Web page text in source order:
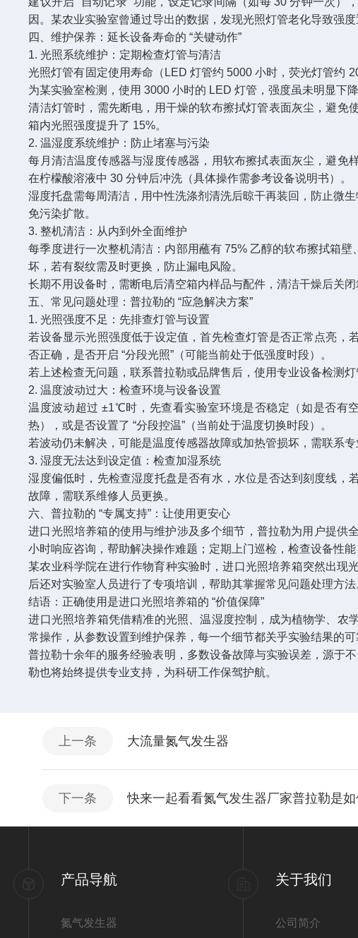
因。某农业实验室曾通过导出的数据，发现光照灯管老化导致强
四、维护保养：延长设备寿命的 “关键动作”​
1. 光照系统维护：定期检查灯管与清洁​
光照灯管有固定使用寿命（LED 灯管约 5000 小时，荧光灯管约
为某实验室检测，使用 3000 小时的 LED 灯管，强度虽未明显下
清洁灯管时，需先断电，用干燥的软布擦拭灯管表面灰尘，避免
箱内光照强度提升了 15%。​
2. 温湿度系统维护：防止堵塞与污染​
每月清洁温度传感器与湿度传感器，用软布擦拭表面灰尘，避
在柠檬酸溶液中 30 分钟后冲洗（具体操作需参考设备说明书）。​
湿度托盘需每周清洁，用中性洗涤剂清洗后晾干再装回，防止微
免污染扩散。​
3. 整机清洁：从内到外全面维护​
每季度进行一次整机清洁：内部用蘸有 75% 乙醇的软布擦拭箱
坏，若有裂纹需及时更换，防止漏电风险。​
长期不用设备时，需断电后清空箱内样品与配件，清洁干燥后关
五、常见问题处理：普拉勒的 “应急解决方案”​
1. 光照强度不足：先排查灯管与设置​
若设备显示光照强度低于设定值，首先检查灯管是否正常点亮
否正确，是否开启 “分段光照”（可能当前处于低强度时段）。​
若上述检查无问题，联系普拉勒或品牌售后，使用专业设备检测
2. 温度波动过大：检查环境与设备设置​
温度波动超过 ±1℃时，先查看实验室环境是否稳定（如是否有
热），或是否设置了 “分段控温”（当前处于温度切换时段）。​
若波动仍未解决，可能是温度传感器故障或加热管损坏，需联系
3. 湿度无法达到设定值：检查加湿系统​
湿度偏低时，先检查湿度托盘是否有水，水位是否达到刻度线
故障，需联系维修人员更换。​
六、普拉勒的 “专属支持”：让使用更安心​
进口光照培养箱的使用与维护涉及多个细节，普拉勒为用户提供
小时响应咨询，帮助解决操作难题；定期上门巡检，检查设备性
某农业科学院在进行作物育种实验时，进口光照培养箱突然出
后还对实验室人员进行了专项培训，帮助其掌握常见问题处理方法
结语：正确使用是进口光照培养箱的 “价值保障”​
进口光照培养箱凭借精准的光照、温湿度控制，成为植物学、农
常操作，从参数设置到维护保养，每一个细节都关乎实验结果的可
普拉勒十余年的服务经验表明，多数设备故障与实验误差，源于
勒也将始终提供专业支持，为科研工作保驾护航。
上一条 大流量氮气发生器
下一条 快来一起看看氮气发生器厂家普拉勒是如
产品导航
氮气发生器
关于我们
公司简介